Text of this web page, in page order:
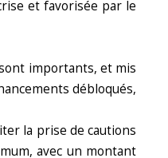
et favorisée par le
importants, et mis
débloqués,
la prise de cautions
avec un montant